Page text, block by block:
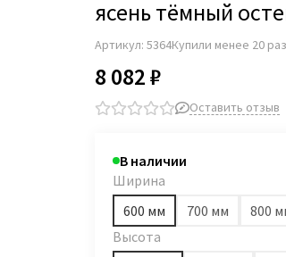
ясень тёмный
Артикул: 5364Купили менее 20 раз
8 082 ₽
Оставить отзыв
В наличии
Ширина
600 мм
700 мм 800
Высота